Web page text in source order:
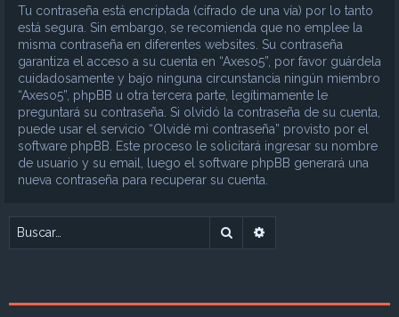
Tu contraseña está encriptada (cifrado de una vía) por lo tanto
está segura. Sin embargo, se recomienda que no emplee la
misma contraseña en diferentes websites. Su contraseña
garantiza el acceso a su cuenta en “Axeso5”, por favor guárdela
cuidadosamente y bajo ninguna circunstancia ningún miembro
“Axeso5”, phpBB u otra tercera parte, legítimamente le
preguntará su contraseña. Si olvidó la contraseña de su cuenta,
puede usar el servicio “Olvidé mi contraseña” provisto por el
software phpBB. Este proceso le solicitará ingresar su nombre
de usuario y su email, luego el software phpBB generará una
nueva contraseña para recuperar su cuenta.
Buscar